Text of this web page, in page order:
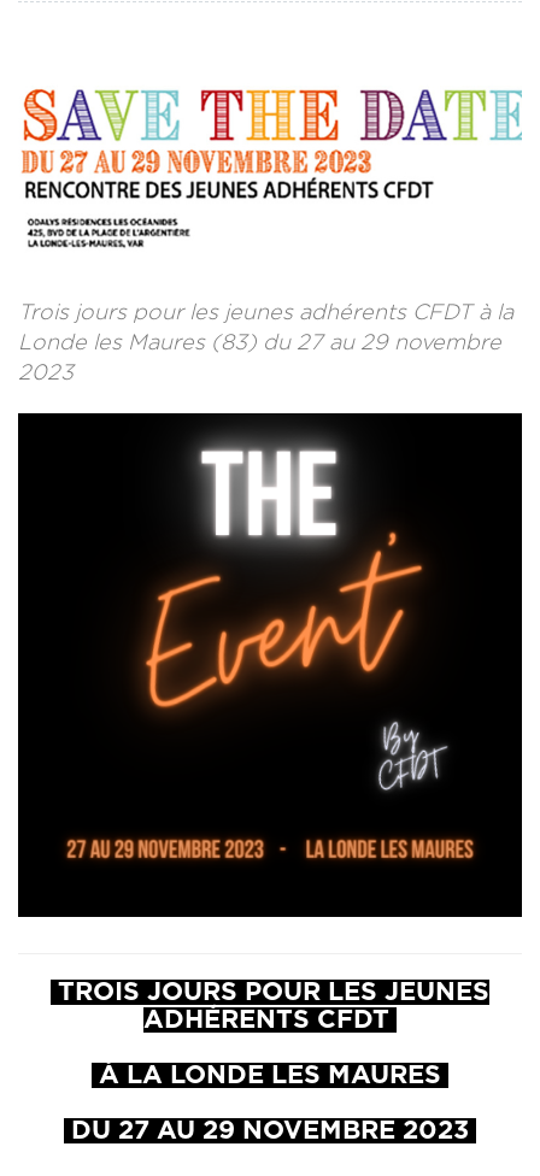
LE CREFAC
L’OBSERVATOIRE DES CADRES
Trois jours pour les jeunes adhérents CFDT à la
Londe les Maures (83) du 27 au 29 novembre
2023
TROIS JOURS POUR LES JEUNES
ADHÉRENTS CFDT
À LA LONDE LES MAURES
DU 27 AU 29 NOVEMBRE 2023